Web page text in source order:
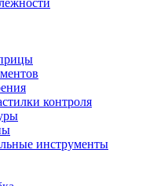
контроля
инструменты